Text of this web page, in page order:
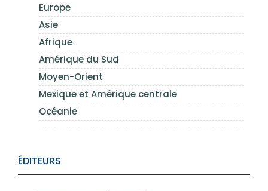
Europe
Asie
Afrique
Amérique du Sud
Moyen-Orient
Mexique et Amérique centrale
Océanie
ÉDITEURS